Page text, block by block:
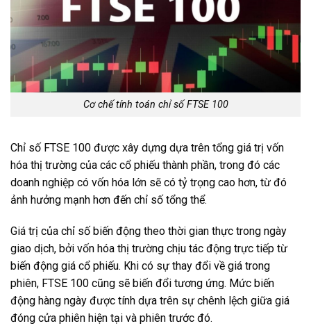
Cơ chế tính toán chỉ số FTSE 100
Chỉ số FTSE 100 được xây dựng dựa trên tổng giá trị vốn
hóa thị trường của các cổ phiếu thành phần, trong đó các
doanh nghiệp có vốn hóa lớn sẽ có tỷ trọng cao hơn, từ đó
ảnh hưởng mạnh hơn đến chỉ số tổng thể.
Giá trị của chỉ số biến động theo thời gian thực trong ngày
giao dịch, bởi vốn hóa thị trường chịu tác động trực tiếp từ
biến động giá cổ phiếu. Khi có sự thay đổi về giá trong
phiên, FTSE 100 cũng sẽ biến đổi tương ứng. Mức biến
động hàng ngày được tính dựa trên sự chênh lệch giữa giá
đóng cửa phiên hiện tại và phiên trước đó.